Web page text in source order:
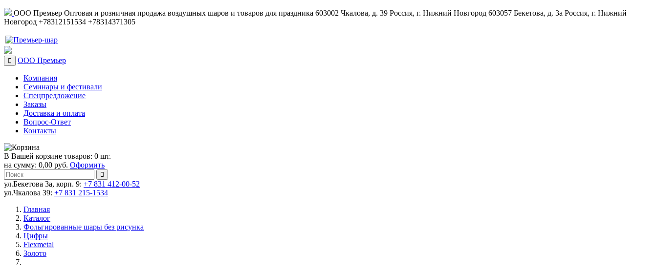
ООО Премьер Оптовая и розничная продажа воздушных шаров и товаров для праздника 603002 Чкалова, д. 39 Россия, г. Нижний Новгород 603057 Бекетова, д. 3а Россия, г. Нижний
Новгород +78312151534 +78314371305
ООО Премьер
Компания
Семинары и фестивали
Спецпредложение
Заказы
Доставка и оплата
Вопрос-Ответ
Контакты
В Вашей корзине товаров: 0 шт.
на сумму: 0,00 руб. Оформить
ул.Бекетова 3а, корп. 9: +7 831 412-00-52
ул.Чкалова 39: +7 831 215-1534
Главная
Каталог
Фольгированные шары без рисунка
Цифры
Flexmetal
Золото